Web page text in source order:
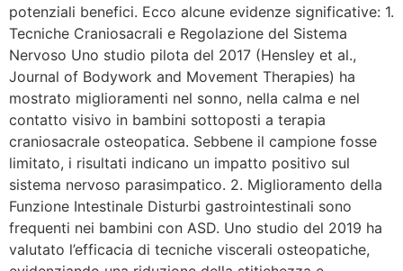
potenziali benefici. Ecco alcune evidenze significative: 1.
Tecniche Craniosacrali e Regolazione del Sistema
Nervoso Uno studio pilota del 2017 (Hensley et al.,
Journal of Bodywork and Movement Therapies) ha
mostrato miglioramenti nel sonno, nella calma e nel
contatto visivo in bambini sottoposti a terapia
craniosacrale osteopatica. Sebbene il campione fosse
limitato, i risultati indicano un impatto positivo sul
sistema nervoso parasimpatico. 2. Miglioramento della
Funzione Intestinale Disturbi gastrointestinali sono
frequenti nei bambini con ASD. Uno studio del 2019 ha
valutato l’efficacia di tecniche viscerali osteopatiche,